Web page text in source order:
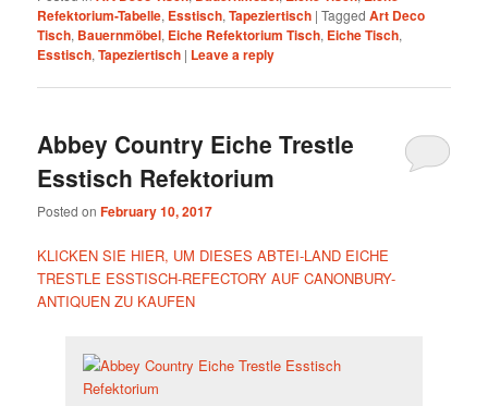
Refektorium-Tabelle, Esstisch,Tapeziertisch |Tagged Art Deco
Tisch, Bauernmöbel, Eiche Refektorium Tisch, Eiche Tisch,
Esstisch,Tapeziertisch | Leave a reply
Abbey Country Eiche Trestle
Esstisch Refektorium
Posted onFebruary 10, 2017
KLICKEN SIE HIER, UM DIESES ABTEI-LAND EICHE
TRESTLE ESSTISCH-REFECTORY AUF CANONBURY-
ANTIQUEN ZU KAUFEN